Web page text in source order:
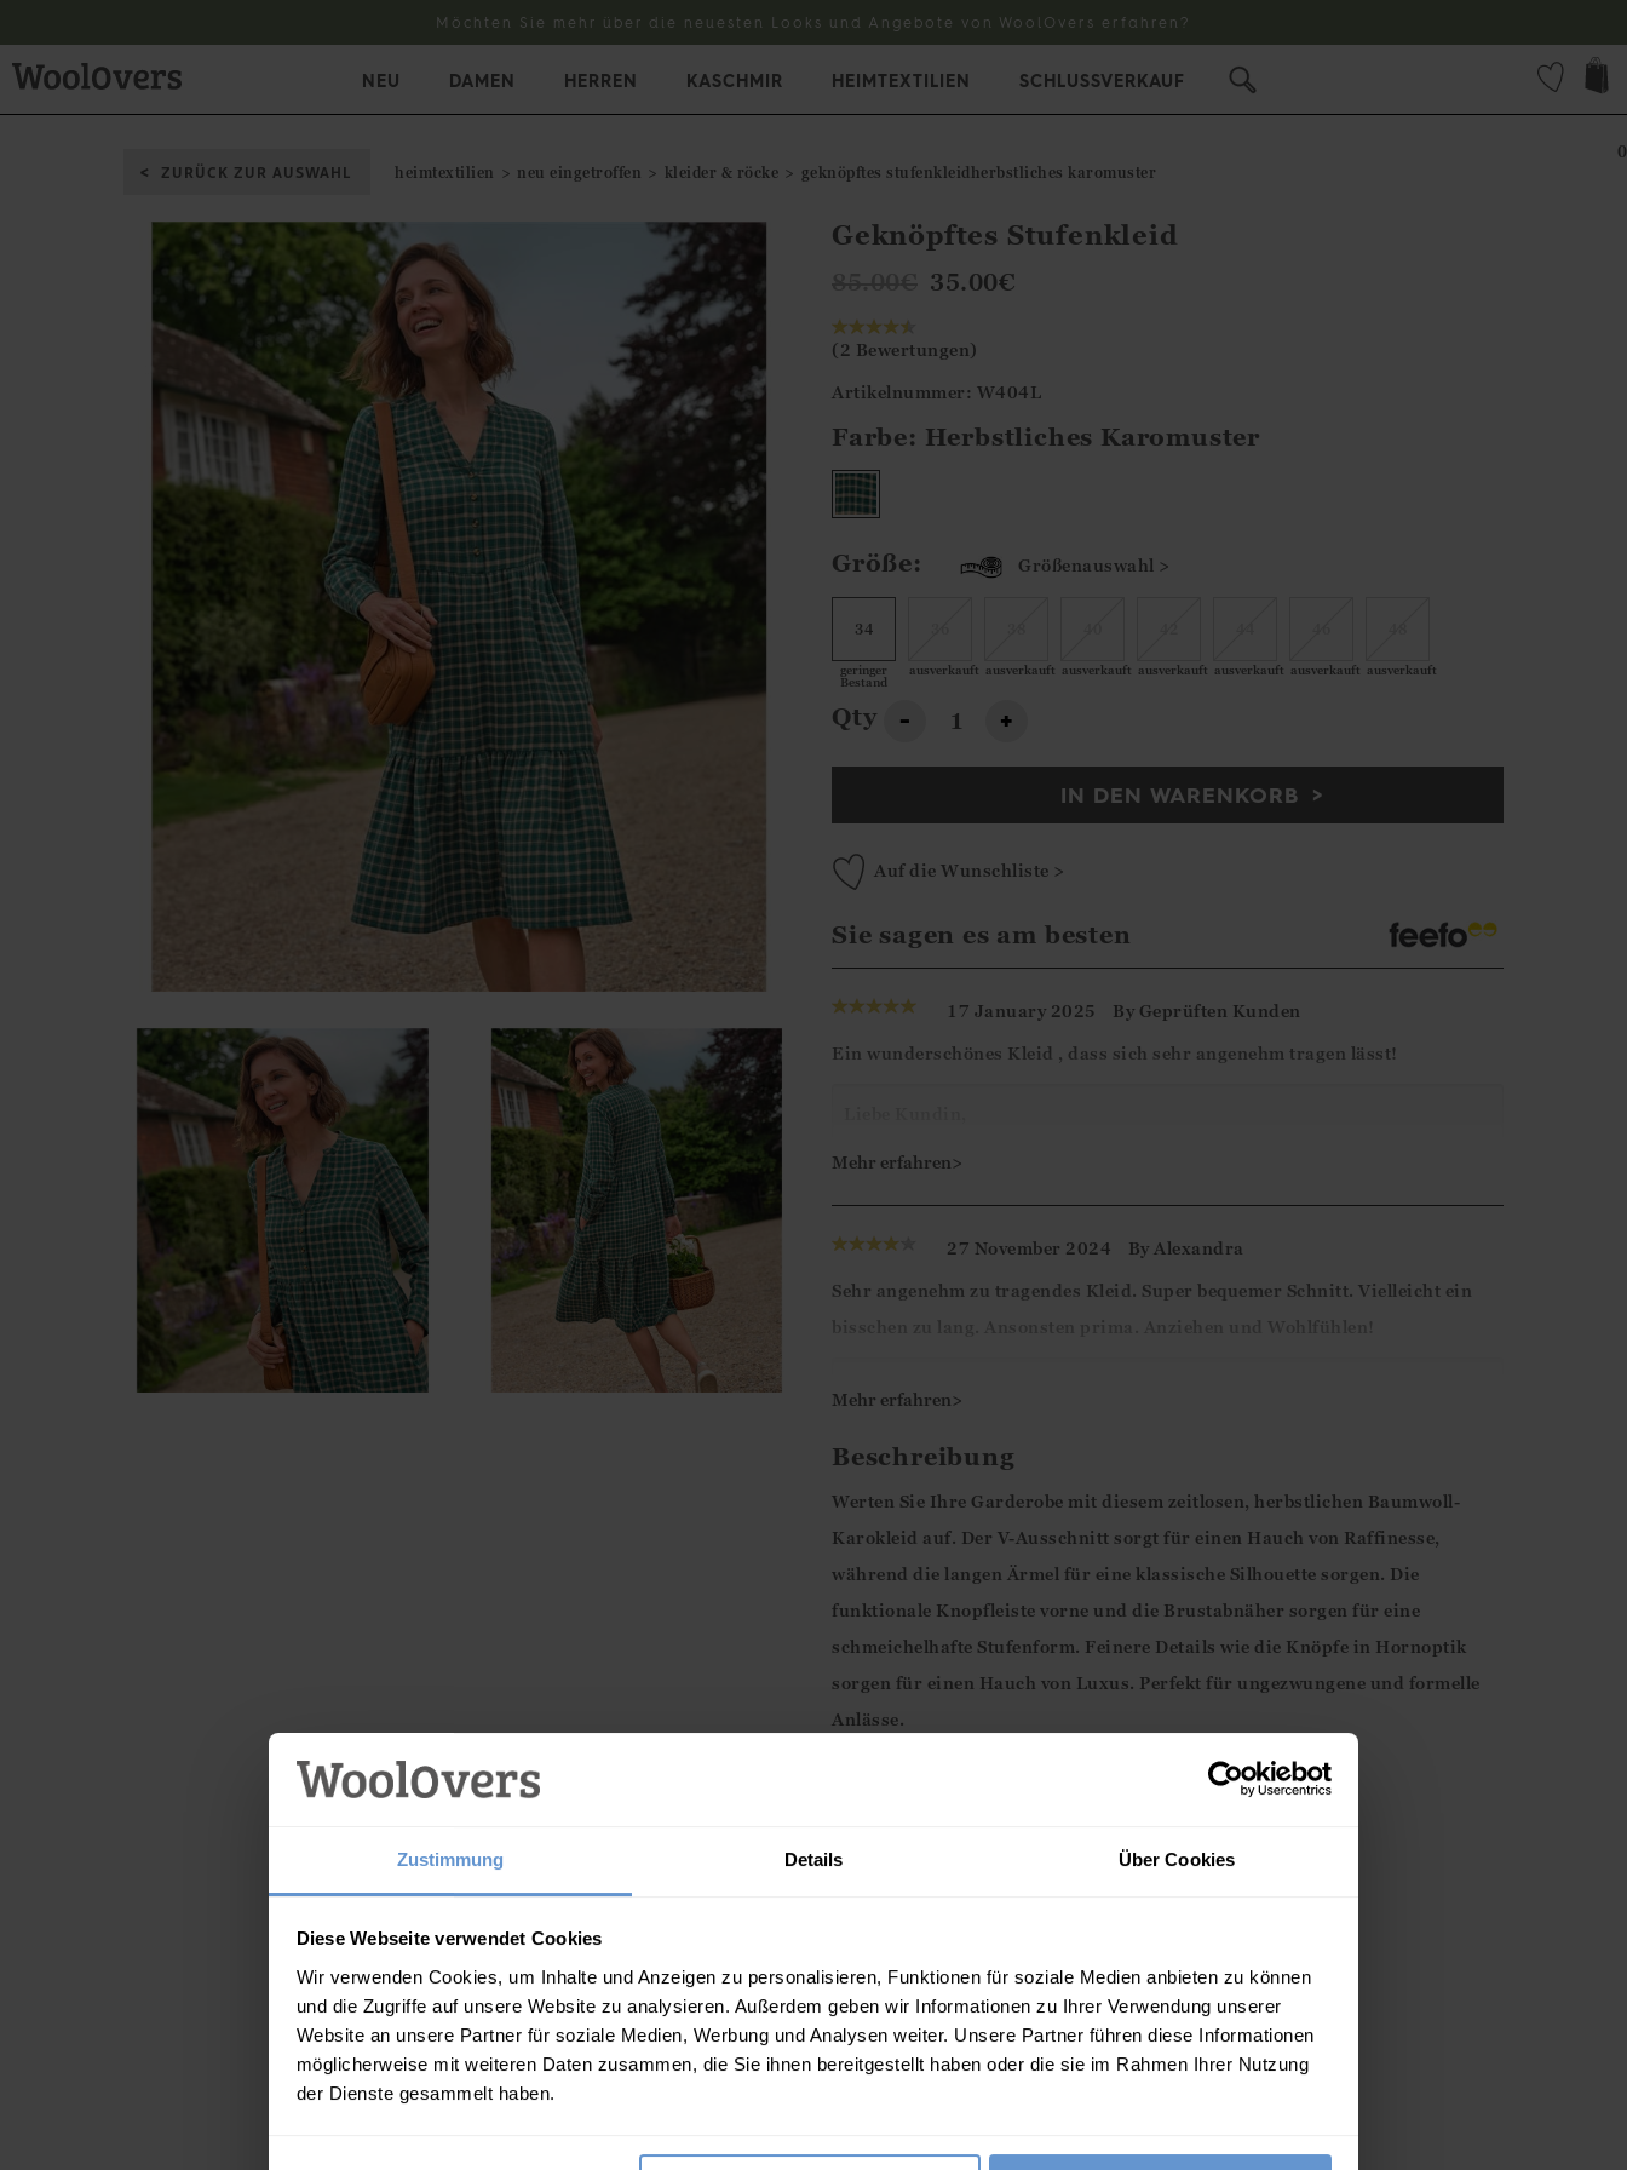
Zustimmung Details Über Cookies
Diese Webseite verwendet Cookies
Wir verwenden Cookies, um Inhalte und Anzeigen zu personalisieren, Funktionen für soziale Medien anbieten zu können
und die Zugriffe auf unsere Website zu analysieren. Außerdem geben wir Informationen zu Ihrer Verwendung unserer
Website an unsere Partner für soziale Medien, Werbung und Analysen weiter. Unsere Partner führen diese Informationen
möglicherweise mit weiteren Daten zusammen, die Sie ihnen bereitgestellt haben oder die sie im Rahmen Ihrer Nutzung
der Dienste gesammelt haben.
Möchten Sie mehr über die neuesten Looks und Angebote von WoolOvers erfahren?
0
NEU DAMEN HERREN KASCHMIR HEIMTEXTILIEN SCHLUSSVERKAUF
ZURÜCK ZUR AUSWAHL heimtextilien neu eingetroffen kleider & röcke geknöpftes stufenkleidherbstliches karomuster
Geknöpftes Stufenkleid
35.00€
(2 Bewertungen)
Artikelnummer: W404L
Farbe: Herbstliches Karomuster
Größe: Größenauswahl >
34
geringer
Bestand
ausverkauft ausverkauft ausverkauft ausverkauft ausverkauft ausverkauft ausverkauft
Qty - +
IN DEN WARENKORB
Auf die Wunschliste >
Sie sagen es am besten
17 January 2025 By Geprüften Kunden
Ein wunderschönes Kleid , dass sich sehr angenehm tragen lässt!
Liebe Grüße
Mehr erfahren>
27 November 2024 By Alexandra
Sehr angenehm zu tragendes Kleid. Super bequemer Schnitt. Vielleicht ein
dass Ihnen das Kleid so gut gefällt!
Bis zum nächsten Mal!
Liebe Grüße
Ismini
Mehr erfahren>
Beschreibung
Werten Sie Ihre Garderobe mit diesem zeitlosen, herbstlichen Baumwoll-
Karokleid auf. Der V-Ausschnitt sorgt für einen Hauch von Raffinesse,
während die langen Ärmel für eine klassische Silhouette sorgen. Die
funktionale Knopfleiste vorne und die Brustabnäher sorgen für eine
schmeichelhafte Stufenform. Feinere Details wie die Knöpfe in Hornoptik
sorgen für einen Hauch von Luxus. Perfekt für ungezwungene und formelle
Anlässe.
V-Ausschnitt
Angesetzte Stufen
2 praktische Nahttaschen
Normale Passform
Maschinenwaschbar - bitte Pflegeetikett beachten